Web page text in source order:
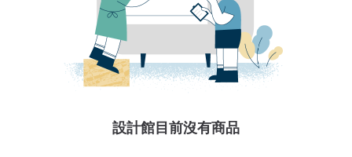
設計館目前沒有商品